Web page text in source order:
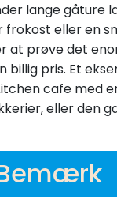
lange gåture
eller en
at prøve det
billig pris. Et
cafe med
eller den